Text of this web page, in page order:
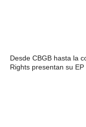
Desde CBGB hasta la
Rights presentan su